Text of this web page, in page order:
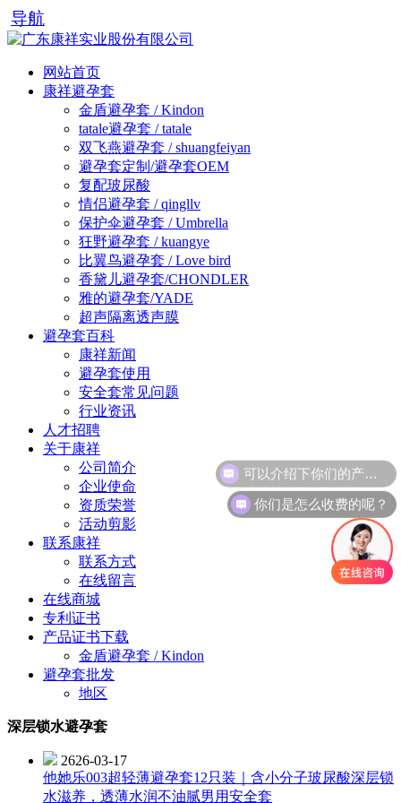
导航
网站首页
康祥避孕套
金盾避孕套 / Kindon
tatale避孕套 / tatale
双飞燕避孕套 / shuangfeiyan
避孕套定制/避孕套OEM
复配玻尿酸
情侣避孕套 / qingllv
保护伞避孕套 / Umbrella
狂野避孕套 / kuangye
比翼鸟避孕套 / Love bird
香黛儿避孕套/CHONDLER
雅的避孕套/YADE
超声隔离透声膜
避孕套百科
康祥新闻
避孕套使用
安全套常见问题
行业资讯
人才招聘
关于康祥
公司简介
企业使命
资质荣誉
活动剪影
联系康祥
联系方式
在线留言
在线商城
专利证书
产品证书下载
金盾避孕套 / Kindon
避孕套批发
地区
深层锁水避孕套
2626-03-17
他她乐003超轻薄避孕套12只装｜含小分子玻尿酸深层锁
水滋养，透薄水润不油腻男用安全套
你们是怎么收费的呢？